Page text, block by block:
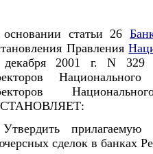
статьи 26
Правления
2001 г. N 329
прилагаемую
сделок в банках